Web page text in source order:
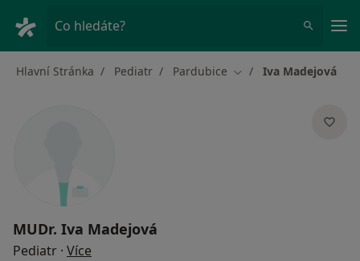
Co hledáte?
Hlavní Stránka Pediatr Pardubice Změna města
Iva Madejová
MUDr. Iva Madejová
Pediatr · Více